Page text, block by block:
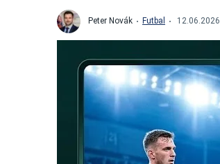
Peter Novák Futbal 12.06.2026